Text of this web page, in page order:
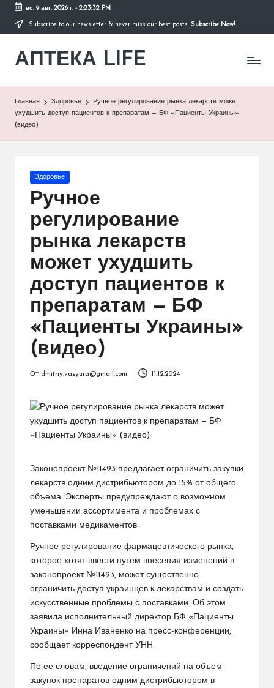
Перейти
содержимому
вс, 9 авг. 2026 г.- 2:23:33 PM
Subscribe to our newsletter & never miss our best posts. Subscribe Now!
АПТЕКА LIFE
сайт
образе
Главная Здоровье
Ручное регулирование рынка лекарств может
ухудшить доступ пациентов к препаратам — БФ «Пациенты Украины»
(видео)
Опубликовано
Здоровье
Ручное
регулирование
рынка лекарств
может ухудшить
доступ пациентов к
препаратам — БФ
«Пациенты Украины»
(видео)
От dmitriy.vasyura@gmail.com 11.12.2024
Законопроект №11493 предлагает ограничить закупки
лекарств одним дистрибьютором до 15% от общего
объема. Эксперты предупреждают о возможном
уменьшении ассортимента и проблемах с
поставками медикаментов.
Ручное регулирование фармацевтического рынка,
которое хотят ввести путем внесения изменений в
законопроект №11493, может существенно
ограничить доступ украинцев к лекарствам и создать
искусственные проблемы с поставками. Об этом
заявила исполнительный директор БФ «Пациенты
Украины» Инна Иваненко на пресс-конференции,
сообщает корреспондент УНН.
По ее словам, введение ограничений на объем
закупок препаратов одним дистрибьютором в